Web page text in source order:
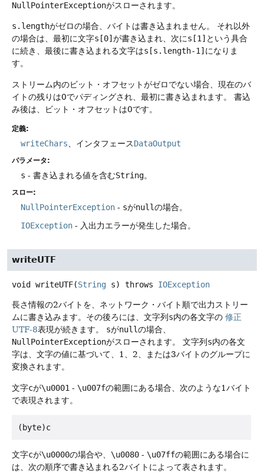
NullPointerExceptionがスローされます。
s.lengthがゼロの場合、バイトは書き込まれません。
それ以外
の場合は、最初に文字s[0] が書き込まれ、次にs[1] という具合
に続き、最後に書き込まれる文字はs[s.length-1] になりま
す。
ストリーム内のビット・オフセットがゼロでない場合、現在のバ
イトの残りは0でパディングされ、最初に書き込まれます。
書込
み後は、ビット・オフセットは0です。
定義:
writeChars、インタフェースDataOutput
パラメータ:
s - 書き込まれる値を含むString。
スロー:
NullPointerException - sがnullの場合。
IOException - 入出力エラーが発生した場合。
writeUTF
void writeUTF(String s) throws IOException
長さ情報の2バイトを、ネットワーク・バイト順で出力ストリー
ムに書き込みます。その後ろには、文字列 s内の各文字の 修正
UTF-8表現が続きます。 sがnullの場合、
NullPointerExceptionがスローされます。 文字列 s内の各文
字は、文字の値に基づいて、1、2、または3バイトのグループに
変換されます。
文字cが\u0001 - \u007fの範囲にある場合、次のような1バイト
で表現されます。
文字cが\u0000の場合や、 \u0080 - \u07ffの範囲にある場合に
は、次の順序で書き込まれる2バイトによって表されます。